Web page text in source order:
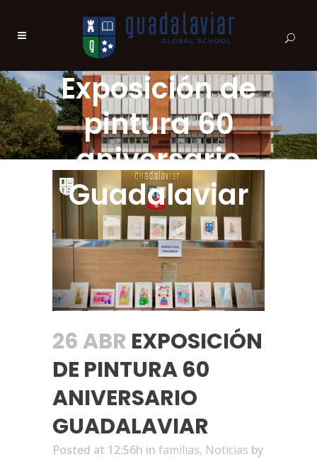
Exposición de
pintura 60
aniversario
Guadalaviar
26 ABR EXPOSICIÓN
DE PINTURA 60
ANIVERSARIO
GUADALAVIAR
Posted at 12:56h in familias, Noticias by